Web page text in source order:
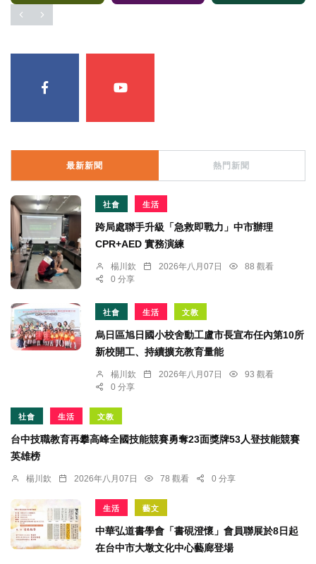
最新新聞 熱門新聞
社會 生活
跨局處聯手升級「急救即戰力」中市辦理
CPR+AED 實務演練
楊川欽 2026年八月07日
88 觀看
0 分享
社會 生活 文教
烏日區旭日國小校舍動工盧市長宣布任內第10所
新校開工、持續擴充教育量能
楊川欽 2026年八月07日
93 觀看
0 分享
社會 生活 文教
台中技職教育再攀高峰全國技能競賽勇奪23面獎牌53人登技能競賽
英雄榜
楊川欽 2026年八月07日 78 觀看 0 分享
生活 藝文
中華弘道書學會「書硯澄懷」會員聯展於8日起
在台中市大墩文化中心藝廊登場